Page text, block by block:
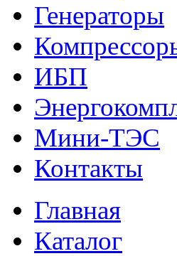
Генераторы
ИБП
Мини-ТЭС
Контакты
Главная
Каталог